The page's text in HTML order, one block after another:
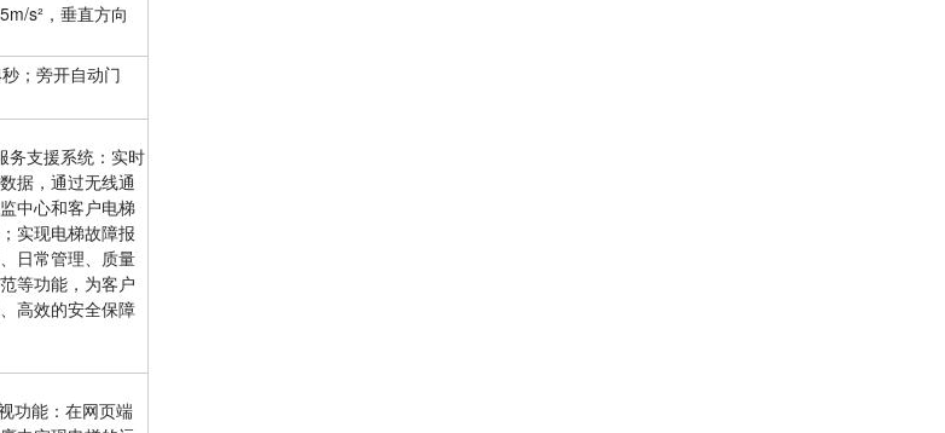
s²，垂直方向
；旁开自动门
务支援系统：实时
据，通过无线通
中心和客户电梯
实现电梯故障报
日常管理、质量
等功能，为客户
高效的安全保障
功能：在网页端